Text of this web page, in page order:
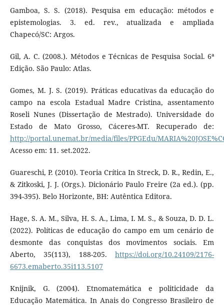
Gamboa, S. S. (2018). Pesquisa em educação: métodos e
epistemologias. 3. ed. rev., atualizada e ampliada
Chapecó/SC: Argos.
Gil, A. C. (2008.). Métodos e Técnicas de Pesquisa Social. 6ª
Edição. São Paulo: Atlas.
Gomes, M. J. S. (2019). Práticas educativas da educação do
campo na escola Estadual Madre Cristina, assentamento
Roseli Nunes (Dissertação de Mestrado). Universidade do
Estado de Mato Grosso, Cáceres-MT. Recuperado de:
http://portal.unemat.br/media/files/PPGEdu/
Acesso em: 11. set.2022.
Guareschi, P. (2010). Teoria Crítica In Streck, D. R., Redin, E.,
& Zitkoski, J. J. (Orgs.). Dicionário Paulo Freire (2a ed.). (pp.
394-395). Belo Horizonte, BH: Autêntica Editora.
Hage, S. A. M., Silva, H. S. A., Lima, I. M. S., & Souza, D. D. L.
(2022). Políticas de educação do campo em um cenário de
desmonte das conquistas dos movimentos sociais. Em
Aberto, 35(113), 188-205.https://doi.org/10.24109/2176-
6673.emaberto.35i113.5107
Knijnik, G. (2004). Etnomatemática e politicidade da
Educação Matemática. In Anais do Congresso Brasileiro de